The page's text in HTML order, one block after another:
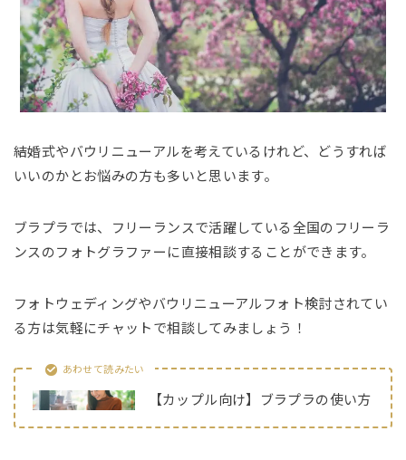
結婚式やバウリニューアルを考えているけれど、どうすれば
いいのかとお悩みの方も多いと思います。
ブラプラでは、フリーランスで活躍している全国のフリーラ
ンスのフォトグラファーに直接相談することができます。
フォトウェディングやバウリニューアルフォト検討されてい
る方は気軽にチャットで相談してみましょう！
あわせて読みたい
【カップル向け】ブラプラの使い方